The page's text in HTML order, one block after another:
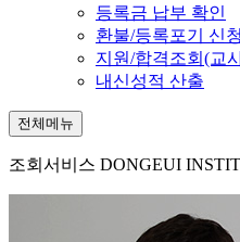
등록금 납부 확인
환불/등록포기 신청
지원/합격조회(교
내신성적 산출
전체메뉴
조회서비스 DONGEUI